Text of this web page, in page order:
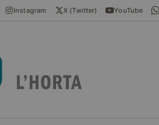
Instagram X (Twitter) YouTube